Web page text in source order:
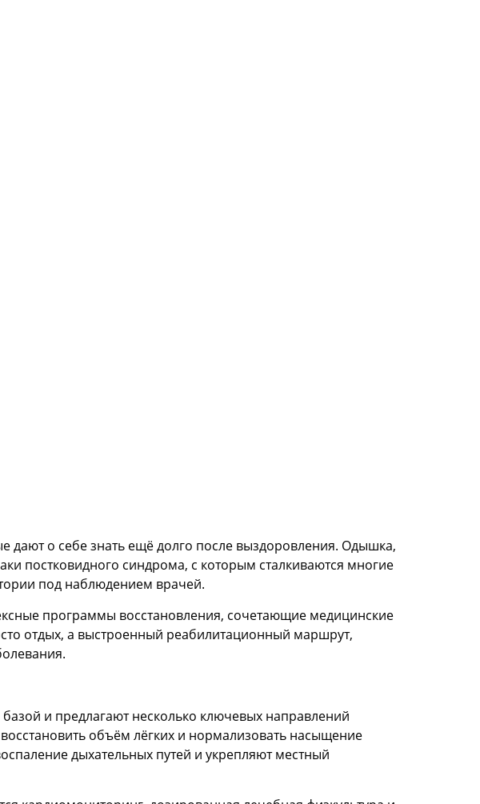
дают о себе знать ещё долго после выздоровления. Одышка,
постковидного синдрома, с которым сталкиваются многие
под наблюдением врачей.
программы восстановления, сочетающие медицинские
отдых, а выстроенный реабилитационный маршрут,
и предлагают несколько ключевых направлений
объём лёгких и нормализовать насыщение
дыхательных путей и укрепляют местный